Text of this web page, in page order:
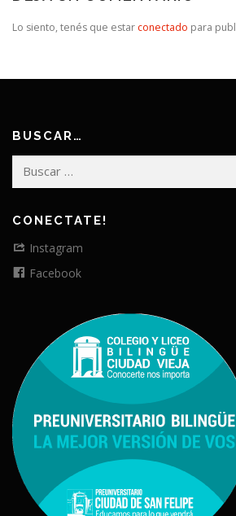
Lo siento, tenés que estar conectado para
BUSCAR…
CONECTATE!
Instagram
Facebook